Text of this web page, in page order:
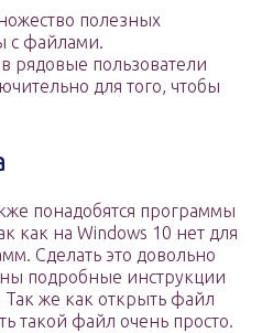
полезных
с файлами.
рядовые пользователи
для того, чтобы
понадобятся программы
как на Windows 10 нет для
Сделать это довольно
подробные инструкции
же как открыть файл
такой файл очень просто.